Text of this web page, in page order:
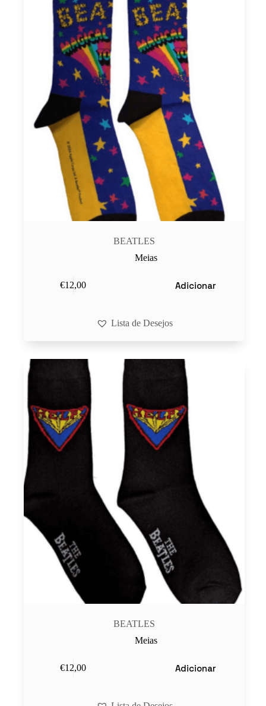
BEATLES
Meias
€12,00 Adicionar
Lista de Desejos
BEATLES
Meias
€12,00 Adicionar